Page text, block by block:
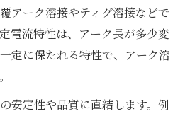
アーク溶接やティグ溶接などで
電流特性は、アーク長が多少変
定に保たれる特性で、アーク溶
安定性や品質に直結します。例